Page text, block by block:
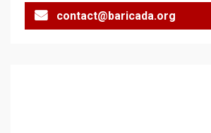
contact@baricada.org